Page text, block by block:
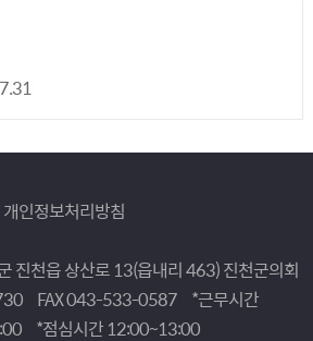
개인정보처리방침
진천읍 상산로 13(읍내리 463) 진천군의회
FAX 043-533-0587
*근무시간
*점심시간 12:00~13:00